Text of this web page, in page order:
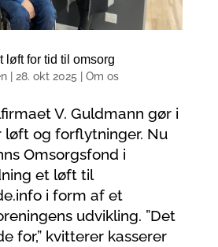
løft for tid til omsorg
| 28. okt 2025 Om os
V. Guldmann gør i
og forflytninger. Nu
Omsorgsfond i
et løft til
i form af et
udvikling. ”Det
for,” kvitterer kasserer